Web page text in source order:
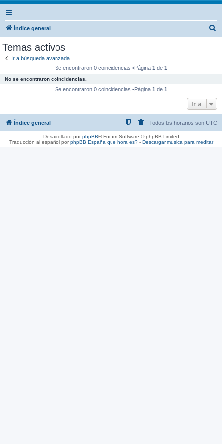
Índice general
Temas activos
Ir a búsqueda avanzada
Se encontraron 0 coincidencias •Página 1 de 1
No se encontraron coincidencias.
Se encontraron 0 coincidencias •Página 1 de 1
Ir a
Índice general Todos los horarios son UTC
Desarrollado porphpBB® Forum Software © phpBB Limited
Traducción al español porphpBB España que hora es?- Descargar musica para meditar